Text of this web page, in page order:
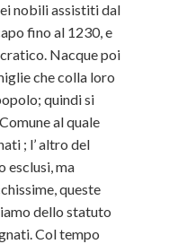
nobili assistiti dal
fino al 1230, e
Nacque poi
che colla loro
quindi si
al quale
; l’ altro del
esclusi, ma
queste
dello statuto
Col tempo